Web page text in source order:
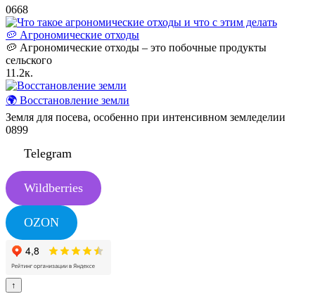
0668
🥔 Агрономические отходы
🥔 Агрономические отходы – это побочные продукты
сельского
11.2к.
🌍 Восстановление земли
Земля для посева, особенно при интенсивном земледелии
0899
Telegram
Wildberries
OZON